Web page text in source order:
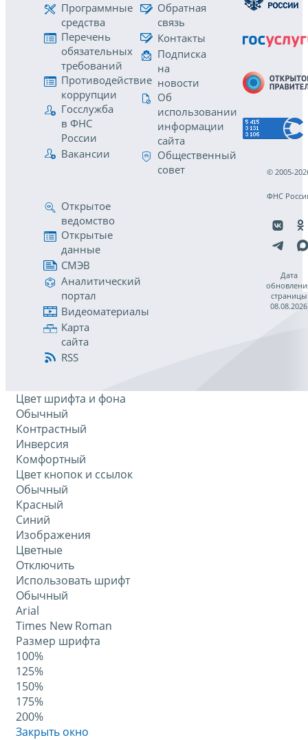
Программные
средства
Перечень
обязательных
требований
Противодействие
коррупции
Госслужба
в ФНС
России
Вакансии
Обратная
связь
Контакты
Подписка
на
новости
Об
использовании
информации
сайта
Общественный
совет
Открытое
ведомство
Открытые
данные
СМЭВ
Аналитический
портал
Видеоматериалы
Карта
сайта
RSS
© 2005-
ФНС
Дата
страницы
08.08.2026
Цвет шрифта и фона
Обычный
Контрастный
Инверсия
Комфортный
Цвет кнопок и ссылок
Обычный
Красный
Синий
Изображения
Цветные
Отключить
Использовать шрифт
Обычный
Arial
Times New Roman
Размер шрифта
100%
125%
150%
175%
200%
Закрыть окно